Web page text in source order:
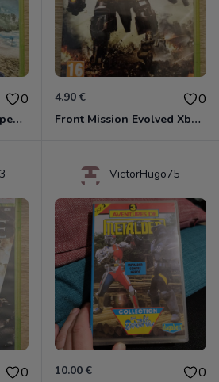
0
Far Cry 3 - The Lost Expeditions - Edition Spéciale Xbox 360
4.90 € 0
Front Mission Evolved Xbox 360
0
VictorHugo75
10.00 € 0